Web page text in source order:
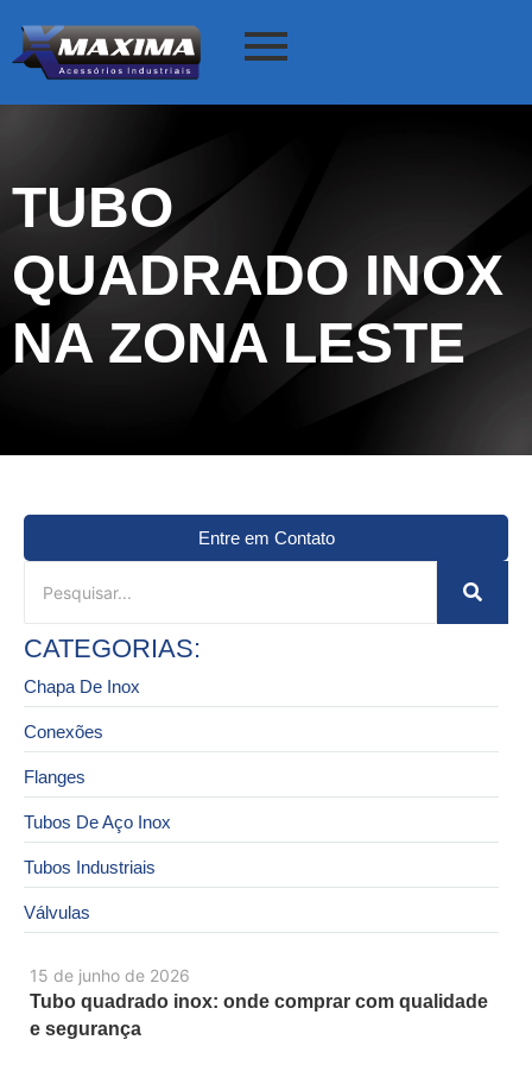
TUBO
QUADRADO INOX
NA ZONA LESTE
15 de junho de 2026
Tubo quadrado inox: onde comprar com qualidade
e segurança
Entre em Contato
CATEGORIAS:
Chapa De Inox
Conexões
Flanges
Tubos De Aço Inox
Tubos Industriais
Válvulas